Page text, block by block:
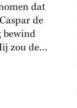
dat
de
bewind
zou de
herstellen.